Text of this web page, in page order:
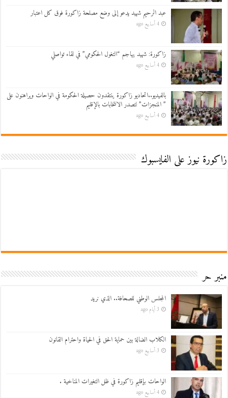
عبد الرحيم شهيد يدعو إلى وضع مصلحة زاكورة فوق كل اعتبار
4 أسابيع ago
زاكورة: شهيد يهاجم “التغول الحكومي” في لقاء تواصلي
4 أسابيع ago
بالفيديو..اتحاديو زاكورة ينتقدون حصيلة الحكومة في الواحات ويراهنون على
” المنجزات” لتصدر الانتخابات بالإقليم
4 أسابيع ago
زاكورة نيوز على الفايسبوك
منبر حر
المجلس الوطني للصحافة.. الذي نريد
3 أيام ago
الكلاب الضالة بين حماية الحق في الحياة واحترام القانون
3 أسابيع ago
الواحات بإقليم زاكورة في ظل التغيرات المناخية .
4 أسابيع ago